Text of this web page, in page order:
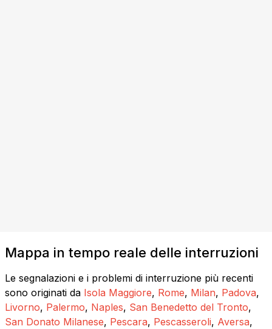
Mappa in tempo reale delle interruzioni
Le segnalazioni e i problemi di interruzione più recenti
sono originati da Isola Maggiore, Rome, Milan, Padova,
Livorno, Palermo, Naples, San Benedetto del Tronto,
San Donato Milanese, Pescara, Pescasseroli, Aversa,